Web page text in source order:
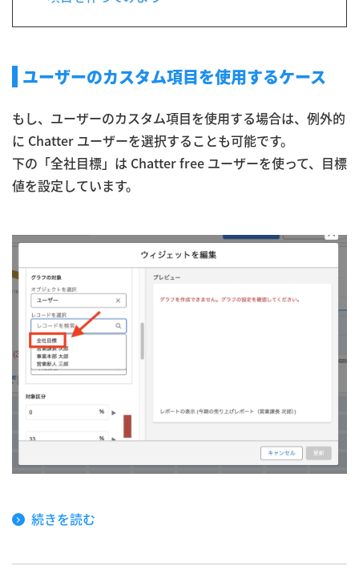
ユーザーのカスタム項目を使用するケース
もし、ユーザーのカスタム項目を使用する場合は、例外的
に Chatter ユーザーを選択することも可能です。
下の「全社目標」は Chatter free ユーザーを使って、目標
値を設定しています。
続きを読む